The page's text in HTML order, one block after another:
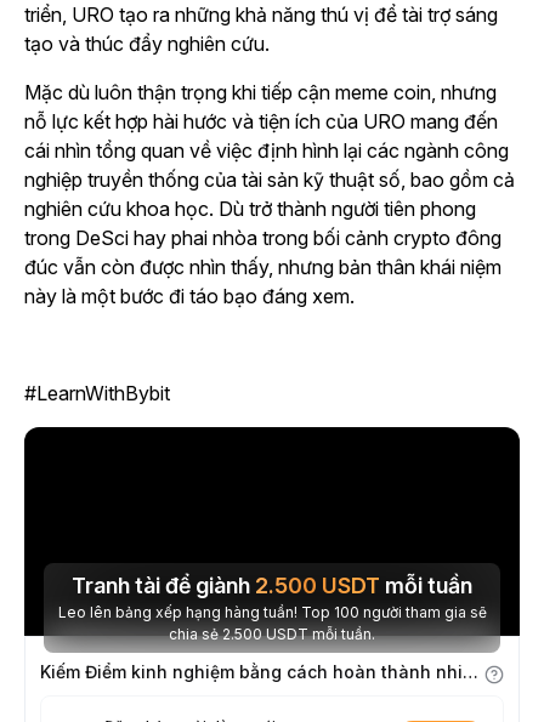
triển, URO tạo ra những khả năng thú vị để tài trợ sáng
tạo và thúc đẩy nghiên cứu.
Mặc dù luôn thận trọng khi tiếp cận meme coin, nhưng
nỗ lực kết hợp hài hước và tiện ích của URO mang đến
cái nhìn tổng quan về việc định hình lại các ngành công
nghiệp truyền thống của tài sản kỹ thuật số, bao gồm cả
nghiên cứu khoa học. Dù trở thành người tiên phong
trong DeSci hay phai nhòa trong bối cảnh crypto đông
đúc vẫn còn được nhìn thấy, nhưng bản thân khái niệm
này là một bước đi táo bạo đáng xem.
#LearnWithBybit
Tranh tài để giành 2.500 USDT mỗi tuần
Leo lên bảng xếp hạng hàng tuần! Top 100 người tham gia sẽ
chia sẻ 2.500 USDT mỗi tuần.
Kiếm Điểm kinh nghiệm bằng cách hoàn thành nhiệm vụ